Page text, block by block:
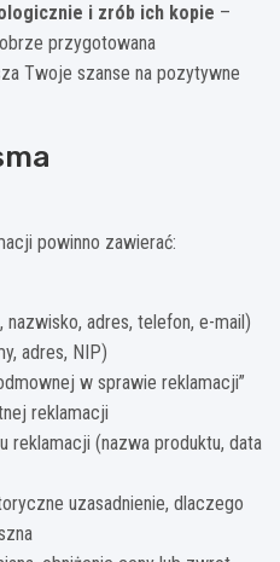
i zrób ich kopie –
przygotowana
Twoje szanse na pozytywne
powinno zawierać:
adres, telefon, e-mail)
adres, NIP)
w sprawie reklamacji”
reklamacji
reklamacji (nazwa produktu, data
uzasadnienie, dlaczego